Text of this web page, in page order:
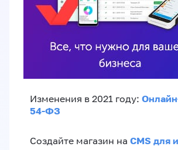
Изменения в 2021 году:
54-ФЗ
Создайте магазин на CMS для